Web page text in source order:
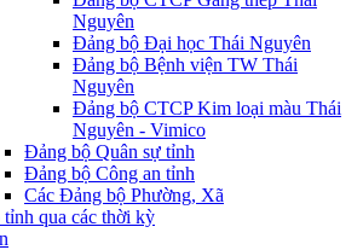
Nguyên
Đảng bộ Đại học Thái Nguyên
Đảng bộ Bệnh viện TW Thái
Nguyên
Đảng bộ CTCP Kim loại màu Thái
Nguyên - Vimico
Đảng bộ Quân sự tỉnh
Đảng bộ Công an tỉnh
Các Đảng bộ Phường, Xã
tỉnh qua các thời kỳ